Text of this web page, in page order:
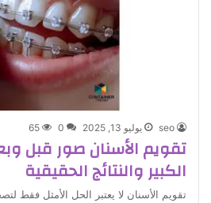
seo يوليو 13, 2025 0
65
تقويم الأسنان صور قبل
الكبير والنتائج الحقيقية
تقويم الأسنان لا يعتبر الحل الأمثل فقط